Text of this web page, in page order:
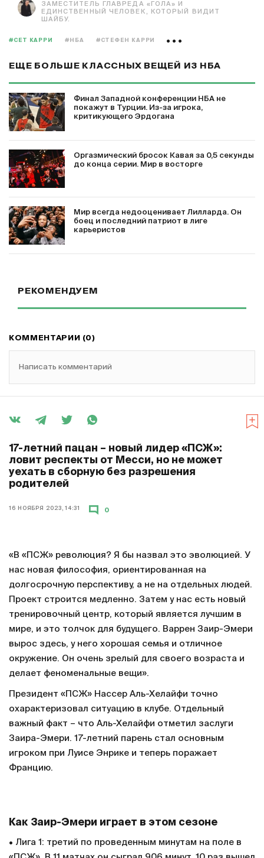
ЗАМЕСТИТЕЛЬ ГЛАВРЕДА «ГОЛА» И
ЕДИНСТВЕННЫЙ ЧЕЛОВЕК, КОТОРЫЙ ВИДИТ
ШАЙБУ.
#СЕТ КАРРИ #НБА #СТЕФЕН КАРРИ
ЕЩЕ БОЛЬШЕ КЛАССНЫХ ВЕЩЕЙ ИЗ НБА
Финал Западной конференции НБА не
покажут в Турции. Из-за игрока,
критикующего Эрдогана
Оргазмический бросок Кавая за 0,5 секунды
до конца серии. Мир в восторге
Мир всегда недооценивает Лилларда. Он
боец и последний патриот в лиге
карьеристов
РЕКОМЕНДУЕМ
КОММЕНТАРИИ (0)
Написать комментарий
17-летний пацан – новый лидер «ПСЖ»:
ловит респекты от Месси, но не может
уехать в сборную без разрешения
родителей
16 НОЯБРЯ 2023, 14:31 0
«В «ПСЖ» революция? Я бы назвал это эволюцией. У
нас новая философия, ориентированная на
долгосрочную перспективу, а не на отдельных людей.
Проект строится медленно. Затем у нас есть новый
тренировочный центр, который является лучшим в
мире, и это толчок для будущего. Варрен Заир-Эмери
вырос здесь, у него хорошая семья и отличное
окружение. Он очень зрелый для своего возраста и
делает феноменальные вещи».
Президент «ПСЖ» Нассер Аль-Хелайфи точно
охарактеризовал ситуацию в клубе. Отдельный
важный факт – что Аль-Хелайфи отметил заслуги
Заира-Эмери. 17-летний парень стал основным
игроком при Луисе Энрике и теперь поражает
Францию.
Как Заир-Эмери играет в этом сезоне
• Лига 1: третий по проведенным минутам на поле в